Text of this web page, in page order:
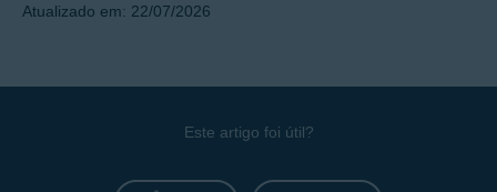
Atualizado em: 22/07/2026
Este artigo foi útil?